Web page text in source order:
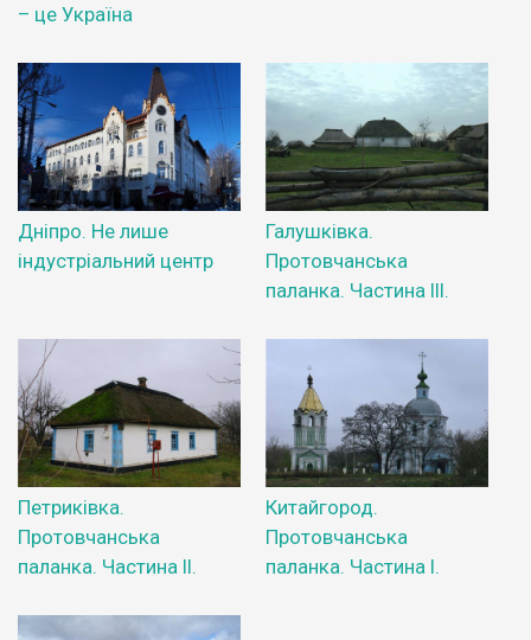
– це Україна
Дніпро. Не лише
індустріальний центр
Галушківка.
Протовчанська
паланка. Частина ІІІ.
Петриківка.
Протовчанська
паланка. Частина ІІ.
Китайгород.
Протовчанська
паланка. Частина І.